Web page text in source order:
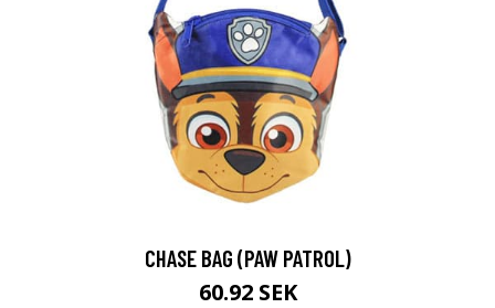
CHASE BAG (PAW PATROL)
60.92 SEK